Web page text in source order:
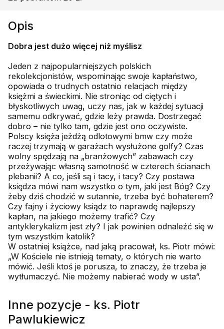
Opis
Dobra jest dużo więcej niż myślisz
Jeden z najpopularniejszych polskich
rekolekcjonistów, wspominając swoje kapłaństwo,
opowiada o trudnych ostatnio relacjach między
księżmi a świeckimi. Nie stroniąc od ciętych i
błyskotliwych uwag, uczy nas, jak w każdej sytuacji
samemu odkrywać, gdzie leży prawda. Dostrzegać
dobro – nie tylko tam, gdzie jest ono oczywiste.
Polscy księża jeżdżą odlotowymi bmw czy może
raczej trzymają w garażach wysłużone golfy? Czas
wolny spędzają na „branżowych” zabawach czy
przeżywając własną samotność w czterech ścianach
plebanii? A co, jeśli są i tacy, i tacy? Czy postawa
księdza mówi nam wszystko o tym, jaki jest Bóg? Czy
żeby dziś chodzić w sutannie, trzeba być bohaterem?
Czy fajny i życiowy ksiądz to naprawdę najlepszy
kapłan, na jakiego możemy trafić? Czy
antyklerykalizm jest zły? I jak powinien odnaleźć się w
tym wszystkim katolik?
W ostatniej książce, nad jaką pracował, ks. Piotr mówi:
„W Kościele nie istnieją tematy, o których nie warto
mówić. Jeśli ktoś je porusza, to znaczy, że trzeba je
wytłumaczyć. Nie możemy nabierać wody w usta”.
Inne pozycje - ks. Piotr
Pawlukiewicz